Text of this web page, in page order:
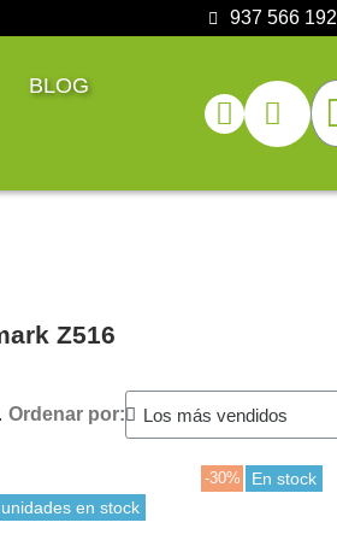
937 566 192
BLOG
Z516
Ordenar por:
en stock
-30% En stock